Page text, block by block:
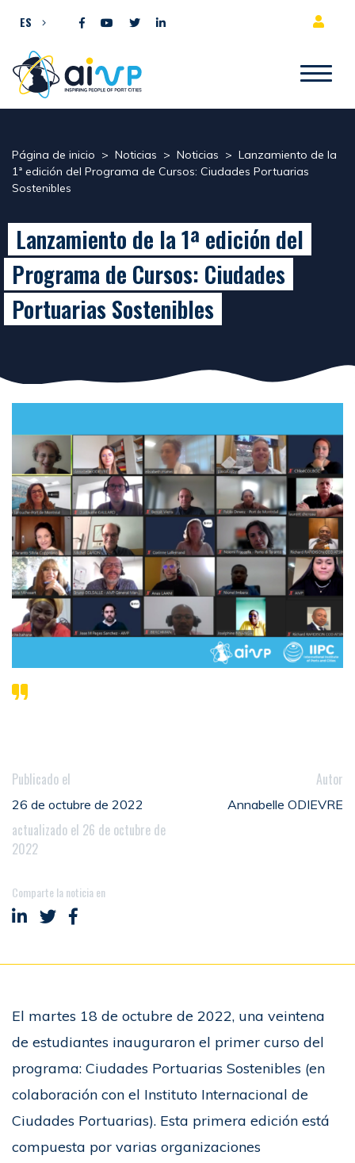
ES
Página de inicio > Noticias > Noticias > Lanzamiento de la
1ª edición del Programa de Cursos: Ciudades Portuarias
Sostenibles
Lanzamiento de la 1ª edición del
Programa de Cursos: Ciudades
Portuarias Sostenibles
Publicado el
26 de octubre de 2022
actualizado el 26 de octubre de
2022
Autor
Annabelle ODIEVRE
Comparte la noticia en
Compartir en LinkedIn
Compartir en Twitter
Compartir en Facebook
El martes 18 de octubre de 2022, una veintena
de estudiantes inauguraron el primer curso del
programa: Ciudades Portuarias Sostenibles (en
colaboración con el Instituto Internacional de
Ciudades Portuarias). Esta primera edición está
compuesta por varias organizaciones